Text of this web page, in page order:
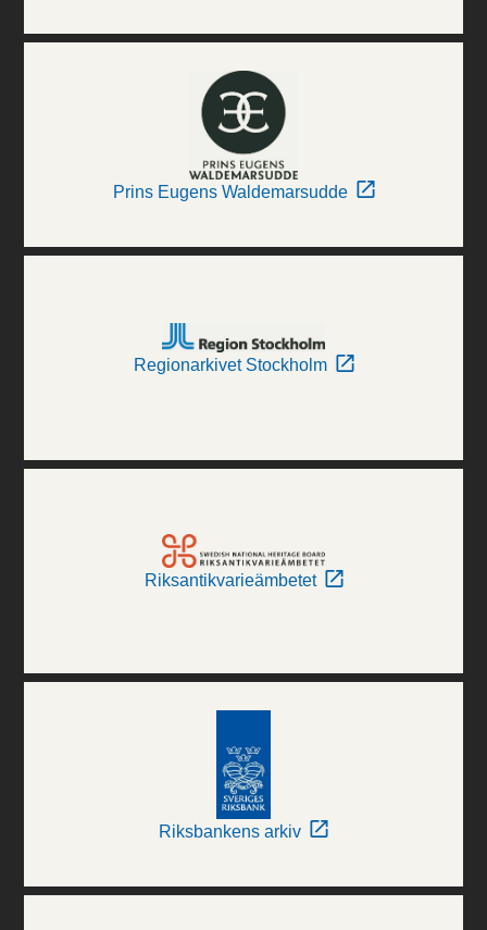
Prins Eugens Waldemarsudde
Regionarkivet Stockholm
Riksantikvarieämbetet
Riksbankens arkiv